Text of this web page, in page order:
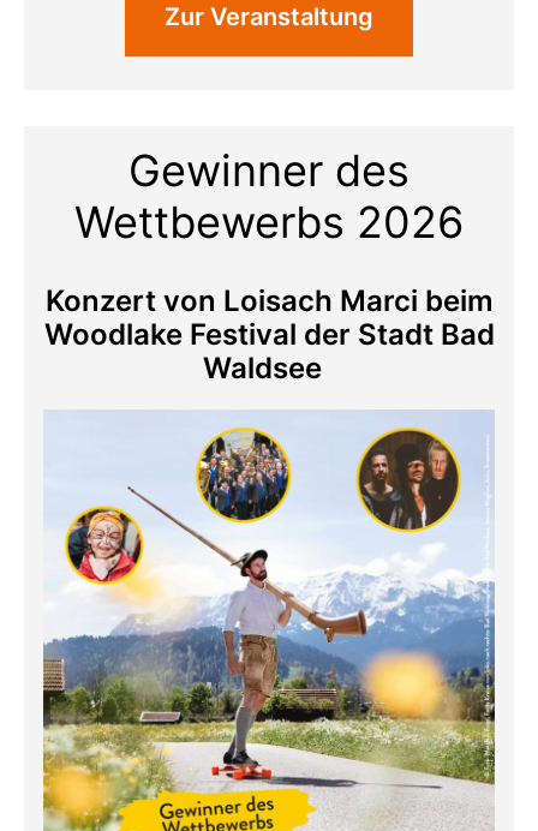
Zur Veranstaltung
Gewinner des
Wettbewerbs 2026
Konzert von Loisach Marci beim
Woodlake Festival der Stadt Bad
Waldsee